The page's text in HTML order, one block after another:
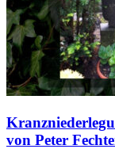
von Peter